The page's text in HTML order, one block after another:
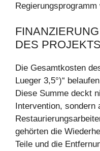
DES PROJEKTS
Die Gesamtkosten
Lueger 3,5°)“
Diese Summe deckt
Intervention, sondern
gehörten die
Teile und die